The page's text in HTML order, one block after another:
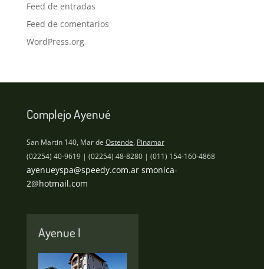
Feed de entradas
Feed de comentarios
WordPress.org
Complejo Ayenué
San Martin 140, Mar de Ostende, Pinamar
(02254) 40-9619 | (02254) 48-8280 | (011) 154-160-4868
ayenueyspa@speedy.com.ar smonica-
2@hotmail.com
Ayenue I